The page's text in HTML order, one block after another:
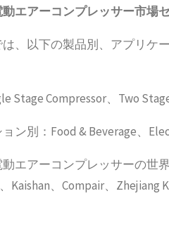
エアーコンプレッサー市場
、以下の製品別、アプリケ
Stage Compressor、Two
ン別：Food & Beverage、
エアーコンプレッサーの世界
Kaishan、Compair、Zhejiang